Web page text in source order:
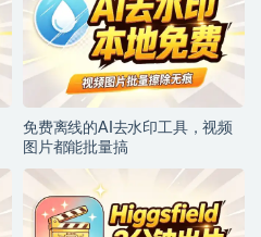
免费离线的AI去水印工具，视频
图片都能批量搞